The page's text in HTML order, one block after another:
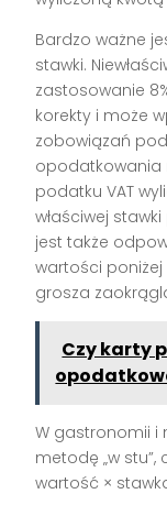
Bardzo ważne
stawki.
zastosowanie
korekty i może
zobowiązań
opodatkowania
podatku VAT
właściwej
jest także
wartości poniżej
grosza
Czy karty
W gastronomii i
metodę „w stu”,
wartość ×